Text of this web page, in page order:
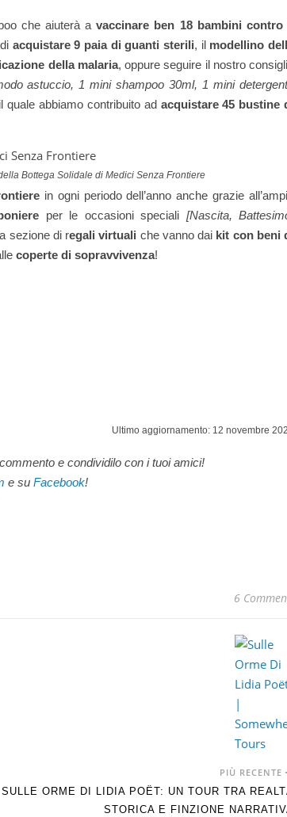
che aiuterà avaccinare ben 18 bambini contro
acquistare 9 paia di guanti sterili, il modellino
della malaria, oppure seguire il nostro
astuccio, 1 mini shampoo 30ml, 1 mini
quale abbiamo contribuito ad acquistare 45 bustine
Bottega Solidale di Medici Senza Frontiere
in ogni periodo dell’anno anche grazie
per le occasioni speciali [Nascita,
sezione di regali virtuali che vanno dai kit con beni
coperte di sopravvivenza!
Ultimo aggiornamento: 12 novembre
e condividilo con i tuoi amici!
e su Facebook!
6
PIÙ RECENTE
SULLE ORME DI LIDIA POËT: UN TOUR TRA
STORICA E FINZIONE